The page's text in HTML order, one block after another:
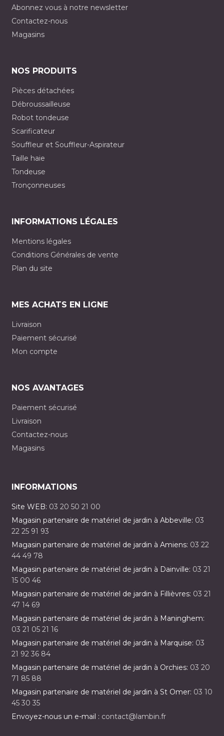
Abonnez vous à notre newsletter
Contactez-nous
Magasins
NOS PRODUITS
Pièces détachées
Débroussailleuse
Robot tondeuse
Scarificateur
Souffleur et Souffleur-Aspirateur
Taille haie
Tondeuse
Tronçonneuses
INFORMATIONS LÉGALES
Mentions légales
Conditions Générales de vente
Plan du site
MES ACHATS EN LIGNE
Livraison
Paiement sécurisé
Mon compte
NOS AVANTAGES
Paiement sécurisé
Livraison
Contactez-nous
Magasins
INFORMATIONS
Site WEB: 03 20 50 21 00
Magasin partenaire de matériel de jardin à Abbeville: 03
22 25 91 93
Magasin partenaire de matériel de jardin à Amiens: 03 22
44 49 78
Magasin partenaire de matériel de jardin à Dainville: 03 21
15 00 46
Magasin partenaire de matériel de jardin à Fillièvres: 03 21
47 14 69
Magasin partenaire de matériel de jardin à Maninghem:
03 21 05 21 16
Magasin partenaire de matériel de jardin à Marquise: 03
21 92 36 84
Magasin partenaire de matériel de jardin à Orchies: 03 20
71 85 88
Magasin partenaire de matériel de jardin à St Omer: 03 10
45 30 35
Envoyez-nous un e-mail : contact@lambin.fr